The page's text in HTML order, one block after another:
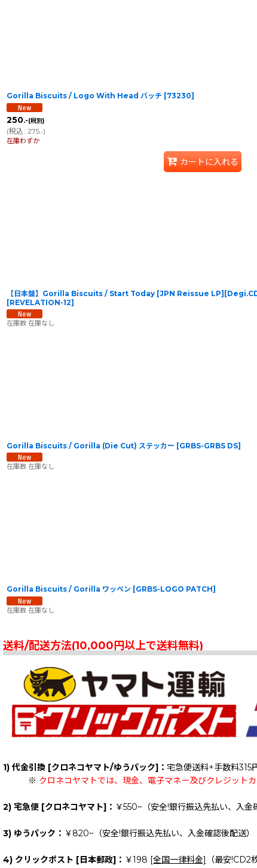
Gorilla Biscuits / Logo With Head バッチ [73230]
250.-(税別)
(税込: 275.-)
在庫わずか
カートに入れる
【日本盤】Gorilla Biscuits / Start Today [JPN Reissue
[REVELATION-12]
在庫数 在庫なし
Gorilla Biscuits / Gorilla (Die Cut) ステッカー [GRBS-GRBS DS]
在庫数 在庫なし
Gorilla Biscuits / Gorilla ワッペン [GRBS-LOGO PATCH]
在庫数 在庫なし
送料/配送方法(10,000円以上で送料無料)
1) 代金引換 [クロネコヤマト/ゆうパック]： 宅急便送料+手数料
※ クロネコヤマトでは、現金、電子マネー及びクレジット
2) 宅急便 [クロネコヤマト]： ￥550~（安全!銀行振込先払い、入金
3) ゆうパック： ￥820~（安全!銀行振込先払い、入金確認後配送）
4) クリックポスト [日本郵政]： ￥198 [全国一律料金] （最安